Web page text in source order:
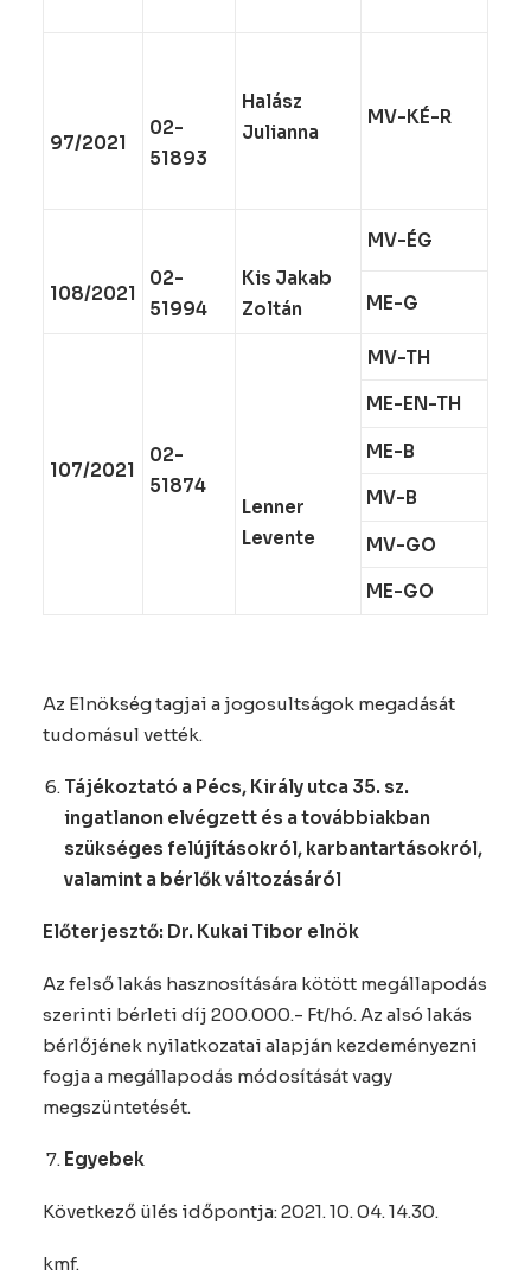
97/2021
02-
51893
Halász
Julianna
MV-KÉ-R
108/2021
02-
51994
Kis Jakab
Zoltán
MV-ÉG
ME-G
107/2021
02-
51874
Lenner
Levente
MV-TH
ME-EN-TH
ME-B
MV-B
MV-GO
ME-GO
Az Elnökség tagjai a jogosultságok megadását
tudomásul vették.
Tájékoztató a Pécs, Király utca 35. sz.
ingatlanon elvégzett és a továbbiakban
szükséges felújításokról, karbantartásokról,
valamint a bérlők változásáról
Előterjesztő: Dr. Kukai Tibor elnök
Az felső lakás hasznosítására kötött megállapodás
szerinti bérleti díj 200.000.- Ft/hó. Az alsó lakás
bérlőjének nyilatkozatai alapján kezdeményezni
fogja a megállapodás módosítását vagy
megszüntetését.
Egyebek
Következő ülés időpontja: 2021. 10. 04. 14.30.
kmf.